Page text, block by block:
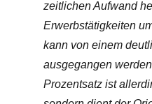
zeitlichen Aufwand
Erwerbstätigkeiten
kann von einem
ausgegangen
Prozentsatz ist